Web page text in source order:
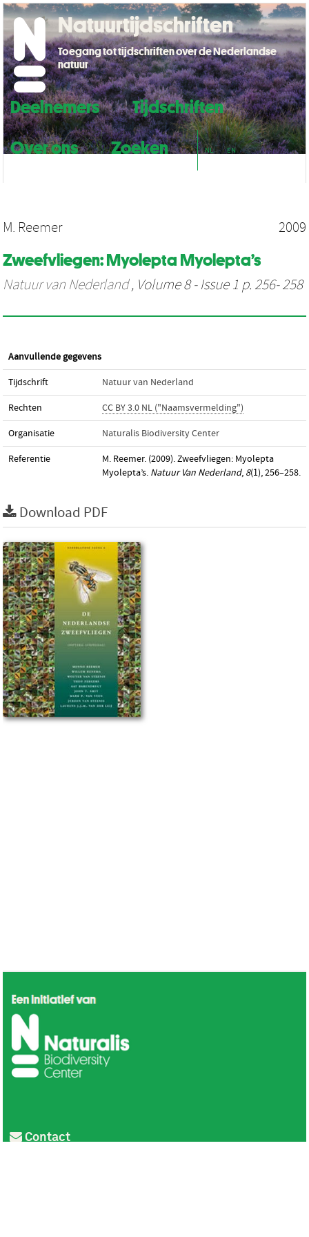
Deelnemers
Tijdschriften
Over ons
Zoeken NL EN
Natuurtijdschriften
Toegang tot tijdschriften over de Nederlandse
natuur
M. Reemer 2009
Zweefvliegen: Myolepta Myolepta’s
Natuur van Nederland, Volume 8 - Issue 1 p. 256- 258
Aanvullende gegevens
Tijdschrift Natuur van Nederland
Rechten CC BY 3.0 NL ("Naamsvermelding")
Organisatie Naturalis Biodiversity Center
Referentie
M. Reemer. (2009). Zweefvliegen: Myolepta
Myolepta’s. Natuur Van Nederland, 8(1), 256–258.
Download PDF
Contact